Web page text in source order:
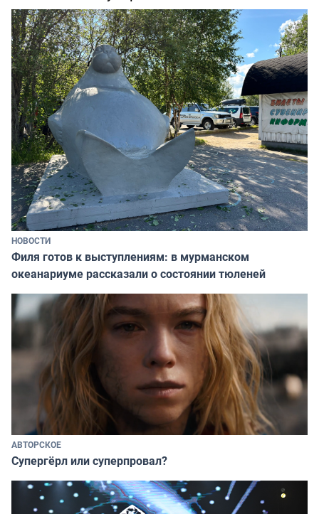
НОВОСТИ
Филя готов к выступлениям: в мурманском
океанариуме рассказали о состоянии тюленей
АВТОРСКОЕ
Супергёрл или суперпровал?